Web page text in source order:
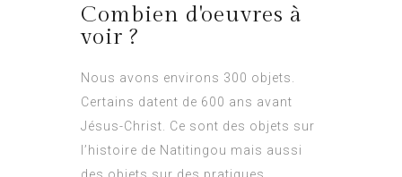
Combien d'oeuvres à
voir ?
Nous avons environs 300 objets.
Certains datent de 600 ans avant
Jésus-Christ. Ce sont des objets sur
l’histoire de Natitingou mais aussi